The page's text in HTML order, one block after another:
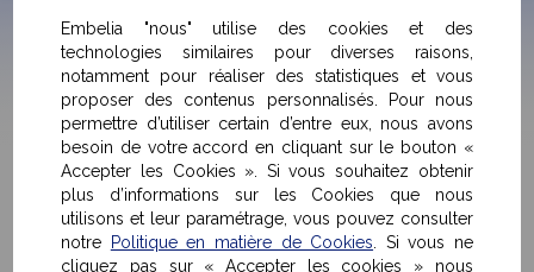
Détails & caractéristiques du produit
< Retour
Embelia "nous" utilise des cookies et des
technologies similaires pour diverses raisons,
notamment pour réaliser des statistiques et vous
proposer des contenus personnalisés. Pour nous
permettre d’utiliser certain d’entre eux, nous avons
besoin de votre accord en cliquant sur le bouton «
Accepter les Cookies ». Si vous souhaitez obtenir
plus d’informations sur les Cookies que nous
utilisons et leur paramétrage, vous pouvez consulter
notre
Politique en matière de Cookies. Si vous ne
cliquez pas sur « Accepter les cookies » nous